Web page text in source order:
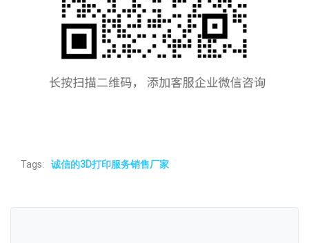
Tags: 诚信的3D打印服务销售厂家